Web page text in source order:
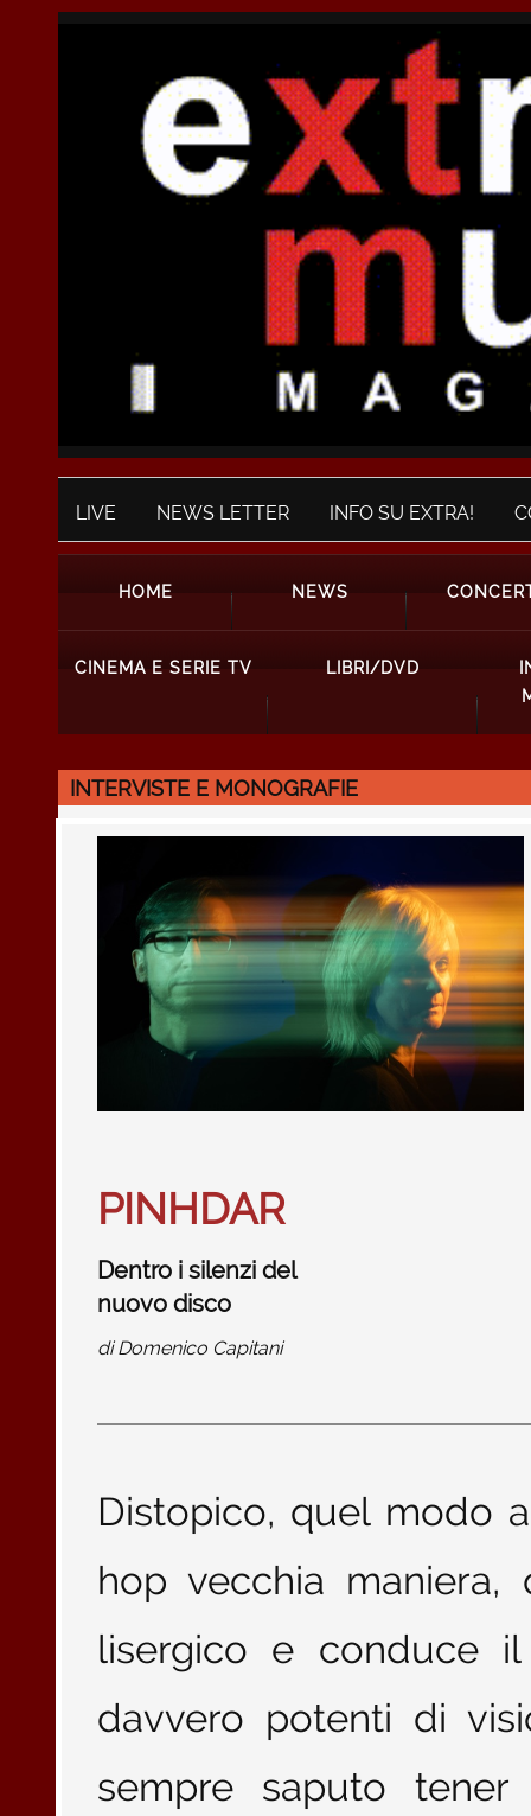
LIVE NEWS LETTER INFO SU EXTRA!
HOME NEWS
CINEMA E SERIE TV LIBRI/DVD
INTERVISTE E MONOGRAFIE
PINHDAR
Dentro i silenzi del
nuovo disco
diDomenico Capitani
Distopico, quel modo
hop vecchia maniera,
lisergico e conduce
davvero potenti di
sempre saputo